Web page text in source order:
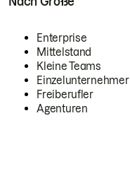
Enterprise
Mittelstand
Kleine Teams
Einzelunternehmer
Freiberufler
Agenturen